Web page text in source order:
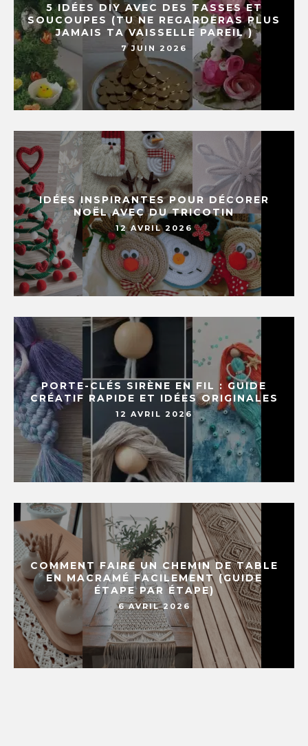
5 IDÉES DIY AVEC DES TASSES ET
SOUCOUPES (TU NE REGARDERAS PLUS
JAMAIS TA VAISSELLE PAREIL )
7 JUIN 2026
IDÉES INSPIRANTES POUR DÉCORER
NOËL AVEC DU TRICOTIN
12 AVRIL 2026
PORTE-CLÉS SIRÈNE EN FIL : GUIDE
CRÉATIF RAPIDE ET IDÉES ORIGINALES
12 AVRIL 2026
COMMENT FAIRE UN CHEMIN DE TABLE
EN MACRAMÉ FACILEMENT (GUIDE
ÉTAPE PAR ÉTAPE)
6 AVRIL 2026